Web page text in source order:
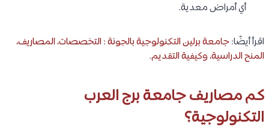
أي أمراض معدية.
اقرأ أيضًا:جامعة برلين التكنولوجية بالجونة : التخصصات، المصاريف،
المنح الدراسية، وكيفية التقديم.
كم مصاريف جامعة برج العرب
التكنولوجية؟